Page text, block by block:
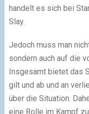
handelt es sich bei
Slay.
Jedoch muss man
sondern auch auf die
Insgesamt bietet das
gilt und ab und an
über die Situation.
eine Rolle im Kampf